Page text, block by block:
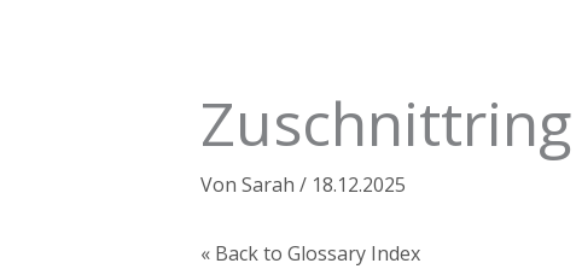
Zuschnittring
VonSarah/ 18.12.2025
« Back to Glossary Index